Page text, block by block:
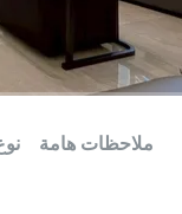
ملاحظات هامة